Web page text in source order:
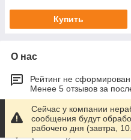
Купить
О нас
Рейтинг не сформирован
Менее 5 отзывов за
Работает с 23.01.2015
г. Алматы
Сейчас у компании
сообщения будут
рабочего дня (завтра,